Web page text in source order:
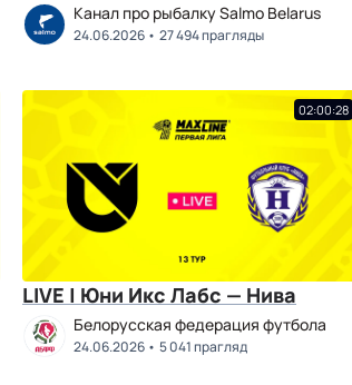
Канал про рыбалку Salmo Belarus
24.06.2026 27 494 прагляды
02:00:28
LIVE | Юни Икс Лабс — Нива
Белорусская федерация футбола
24.06.2026 5 041 прагляд